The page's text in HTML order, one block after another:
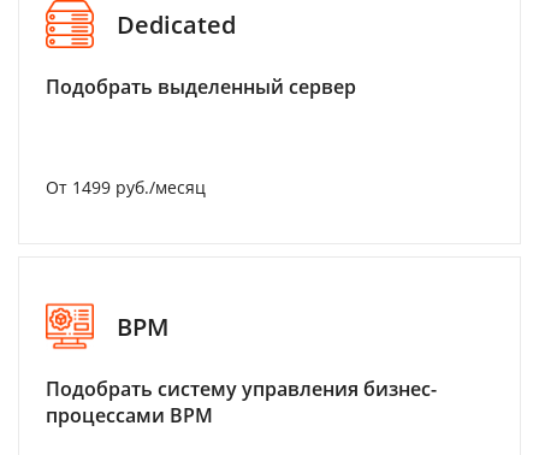
Dedicated
Подобрать выделенный сервер
От 1499 руб./месяц
BPM
Подобрать систему управления бизнес-
процессами BPM